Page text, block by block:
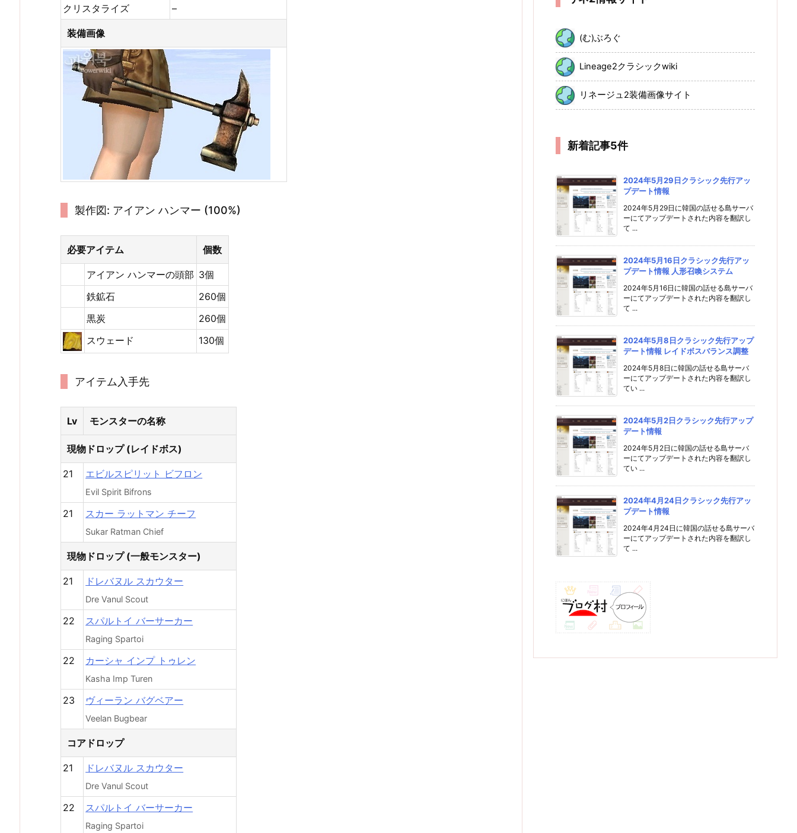
クリスタライズ –
装備画像
製作図: アイアン ハンマー (100%)
必要アイテム 個数
アイアン ハンマーの頭部 3個
鉄鉱石
260個
黒炭
260個
スウェード
130個
アイテム入手先
Lv モンスターの名称
現物ドロップ (レイドボス)
21 エビルスピリット ビフロン
Evil Spirit Bifrons
21 スカー ラットマン チーフ
Sukar Ratman Chief
現物ドロップ (一般モンスター)
21 ドレバヌル スカウター
Dre Vanul Scout
22 スパルトイ バーサーカー
Raging Spartoi
22 カーシャ インプ トゥレン
Kasha Imp Turen
23 ヴィーラン バグベアー
Veelan Bugbear
コアドロップ
21 ドレバヌル スカウター
Dre Vanul Scout
22 スパルトイ バーサーカー
Raging Spartoi
(む)ぶろぐ
Lineage2クラシックwiki
リネージュ2装備画像サイト
新着記事5件
2024年5月29日クラシック先行アッ
プデート情報
2024年5月29日に韓国の話せる島サーバ
ーにてアップデートされた内容を翻訳し
て ...
2024年5月16日クラシック先行アッ
プデート情報 人形召喚システム
2024年5月16日に韓国の話せる島サーバ
ーにてアップデートされた内容を翻訳し
て ...
2024年5月8日クラシック先行アップ
デート情報 レイドボスバランス調整
2024年5月8日に韓国の話せる島サーバ
ーにてアップデートされた内容を翻訳し
てい ...
2024年5月2日クラシック先行アップ
デート情報
2024年5月2日に韓国の話せる島サーバ
ーにてアップデートされた内容を翻訳し
てい ...
2024年4月24日クラシック先行アッ
プデート情報
2024年4月24日に韓国の話せる島サーバ
ーにてアップデートされた内容を翻訳し
て ...